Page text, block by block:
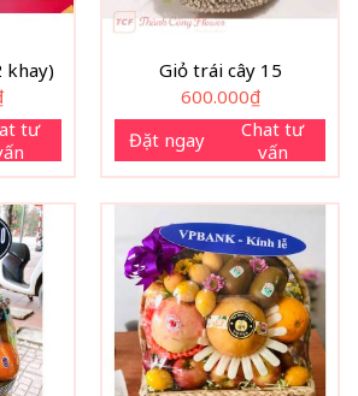
khay)
tư
Giỏ trái cây 15
600.000₫
Đặt ngay
Chat tư
vấn